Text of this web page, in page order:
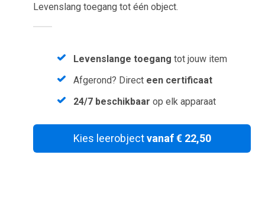
Account en hulp
Levenslang toegang tot één object.
Levenslange toegang tot jouw item
Afgerond? Direct een certificaat
24/7 beschikbaar op elk apparaat
Kies leerobjectvanaf € 22,50